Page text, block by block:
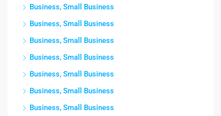
Business, Small Business
Business, Small Business
Business, Small Business
Business, Small Business
Business, Small Business
Business, Small Business
Business, Small Business